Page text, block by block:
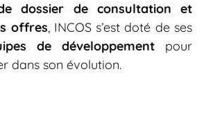
dossier de consultation et
offres, INCOS s’est doté de ses
de développement pour
dans son évolution.